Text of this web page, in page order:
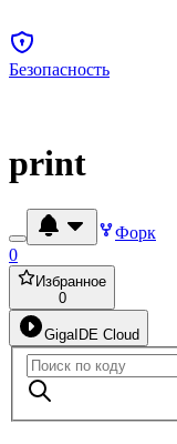
Безопасность
print
Форк
0
Избранное
0
GigaIDE Cloud